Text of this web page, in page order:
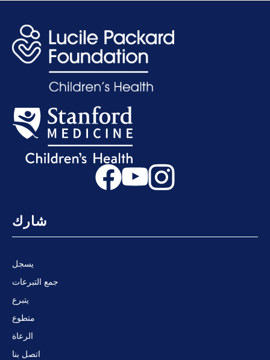
شارك
يسجل
جمع التبرعات
يتبرع
متطوع
الرعاة
اتصل بنا